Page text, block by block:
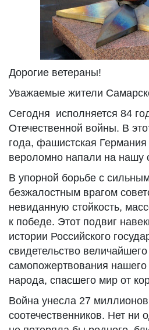
Дорогие ветераны!
Уважаемые жители
Сегодня исполняется 84
Отечественной войны. В
года, фашистская
вероломно напали на нашу
В упорной борьбе с
безжалостным врагом
невиданную стойкость,
к победе. Этот подвиг
истории Российского
свидетельство
самопожертвования
народа, спасшего мир от
Война унесла 27
соотечественников. Нет ни